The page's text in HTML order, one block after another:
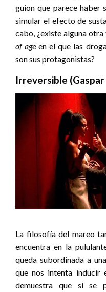
guion que parece haber
simular el efecto de
cabo, ¿existe alguna
of age en el que las
son sus protagonistas?
Irreversible
La filosofía del mareo
encuentra en la
queda subordinada a
que nos intenta
demuestra que sí se